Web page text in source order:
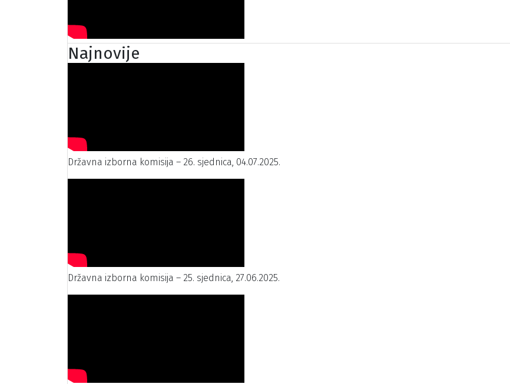
Najnovije
Državna izborna komisija – 26. sjednica, 04.07.2025.
Državna izborna komisija – 25. sjednica, 27.06.2025.